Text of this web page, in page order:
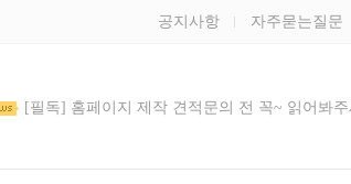
공지사항 자주묻는질문
[필독] 홈페이지 제작 견적문의 전 꼭~ 읽어봐